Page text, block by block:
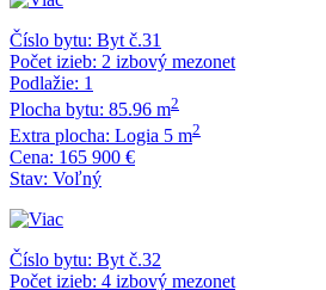
Číslo bytu: Byt č.31
Počet izieb: 2 izbový mezonet
Podlažie: 1
Plocha bytu: 85.96 m2
Extra plocha: Logia 5 m2
Cena: 165 900 €
Stav: Voľný
Číslo bytu: Byt č.32
Počet izieb: 4 izbový mezonet